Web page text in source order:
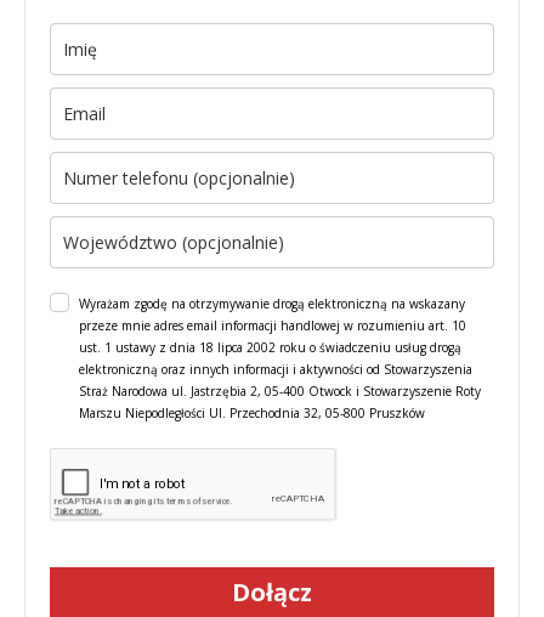
Wyrażam zgodę na otrzymywanie drogą elektroniczną na wskazany
przeze mnie adres email informacji handlowej w rozumieniu art. 10
ust. 1 ustawy z dnia 18 lipca 2002 roku o świadczeniu usług drogą
elektroniczną oraz innych informacji i aktywności od Stowarzyszenia
Straż Narodowa ul. Jastrzębia 2, 05-400 Otwock i Stowarzyszenie Roty
Marszu Niepodległości Ul. Przechodnia 32, 05-800 Pruszków
Dołącz